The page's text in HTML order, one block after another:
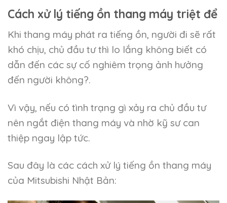
Cách xử lý tiếng ồn thang máy triệt để
Khi thang máy phát ra tiếng ồn, người đi sẽ rất
khó chịu, chủ đầu tư thì lo lắng không biết có
dẫn đến các sự cố nghiêm trọng ảnh hưởng
đến người không?.
Vì vậy, nếu có tình trạng gì xảy ra chủ đầu tư
nên ngắt điện thang máy và nhờ kỹ sư can
thiệp ngay lập tức.
Sau đây là các cách xử lý tiếng ồn thang máy
của Mitsubishi Nhật Bản: